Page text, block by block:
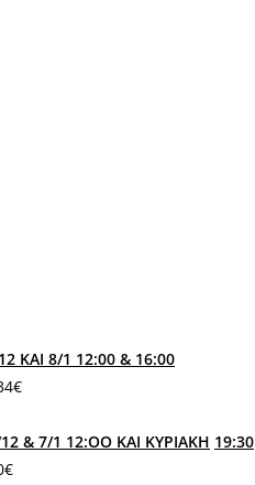
ΚΑΙ 8/1 12:00 & 16:00
& 7/1 12:OO ΚΑΙ ΚΥΡΙΑΚH 19:30